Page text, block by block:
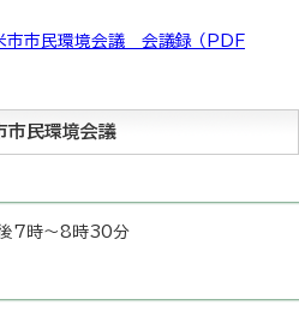
市市民環境会議 会議録 （PDF
市民環境会議
後7時～8時30分